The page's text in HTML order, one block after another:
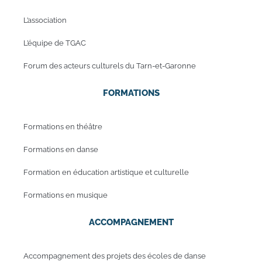
L’association
L’équipe de TGAC
Forum des acteurs culturels du Tarn-et-Garonne
FORMATIONS
Formations en théâtre
Formations en danse
Formation en éducation artistique et culturelle
Formations en musique
ACCOMPAGNEMENT
Accompagnement des projets des écoles de danse